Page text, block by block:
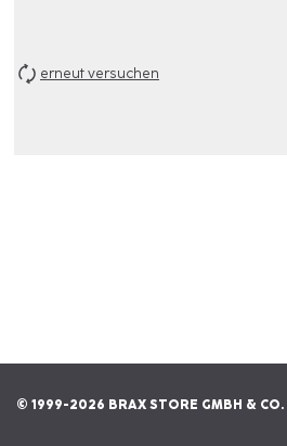
erneut versuchen
© 1999-2026 BRAX STORE GMBH & CO.